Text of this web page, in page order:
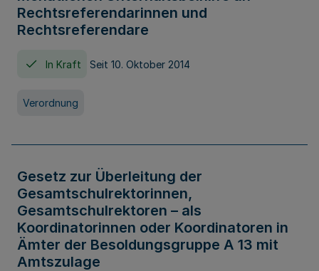
Rechtsreferendarinnen und
Rechtsreferendare
In Kraft Seit 10. Oktober 2014
Verordnung
Gesetz zur Überleitung der
Gesamtschulrektorinnen,
Gesamtschulrektoren – als
Koordinatorinnen oder Koordinatoren in
Ämter der Besoldungsgruppe A 13 mit
Amtszulage